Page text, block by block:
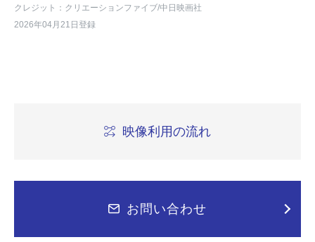
クレジット：クリエーションファイブ/中日映画社
2026年04月21日登録
映像利用の流れ
お問い合わせ